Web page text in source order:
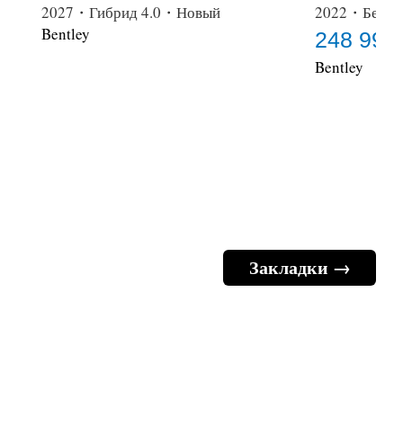
2027・Гибрид 4.0・Новый
Bentley
2022・
248 999
Bentley
Закладки →